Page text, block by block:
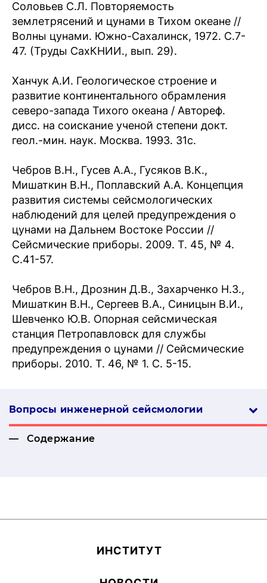
Соловьев С.Л. Повторяемость
землетрясений и цунами в Тихом океане //
Волны цунами. Южно-Сахалинск, 1972. С.7-
47. (Труды СахКНИИ., вып. 29).
Ханчук А.И. Геологическое строение и
развитие континентального обрамления
северо-запада Тихого океана / Автореф.
дисс. на соискание ученой степени докт.
геол.-мин. наук. Москва. 1993. 31с.
Чебров В.Н., Гусев А.А., Гусяков В.К.,
Мишаткин В.Н., Поплавский А.А. Концепция
развития системы сейсмологических
наблюдений для целей предупреждения о
цунами на Дальнем Востоке России //
Сейсмические приборы. 2009. Т. 45, № 4.
С.41-57.
Чебров В.Н., Дрознин Д.В., Захарченко Н.З.,
Мишаткин В.Н., Сергеев В.А., Синицын В.И.,
Шевченко Ю.В. Опорная сейсмическая
станция Петропавловск для службы
предупреждения о цунами // Сейсмические
приборы. 2010. Т. 46, № 1. С. 5-15.
Вопросы инженерной сей­смо­логии
Содержание
ИН­СТИ­ТУТ